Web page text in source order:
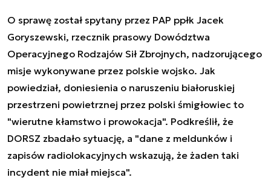
O sprawę został spytany przez PAP ppłk Jacek
Goryszewski, rzecznik prasowy Dowództwa
Operacyjnego Rodzajów Sił Zbrojnych, nadzorującego
misje wykonywane przez polskie wojsko. Jak
powiedział, doniesienia o naruszeniu białoruskiej
przestrzeni powietrznej przez polski śmigłowiec to
"wierutne kłamstwo i prowokacja". Podkreślił, że
DORSZ zbadało sytuację, a "dane z meldunków i
zapisów radiolokacyjnych wskazują, że żaden taki
incydent nie miał miejsca".